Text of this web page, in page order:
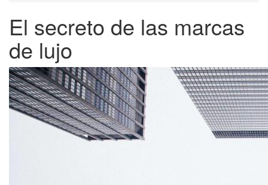
El secreto de las marcas
de lujo